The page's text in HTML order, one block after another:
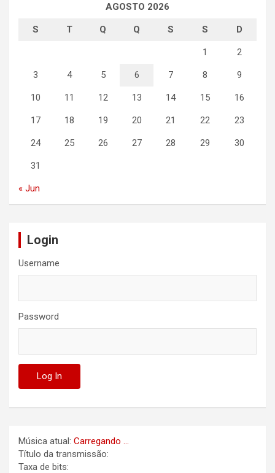
AGOSTO 2026
S T Q Q S S D
1 2
3 4 5 6 7 8 9
10 11 12 13 14 15 16
17 18 19 20 21 22 23
24 25 26 27 28 29 30
31
« Jun
Login
Username
Password
Música atual: Carregando ...
Título da transmissão:
Taxa de bits: